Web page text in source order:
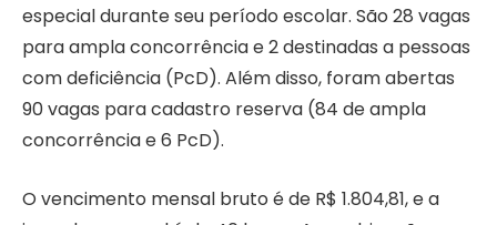
especial durante seu período escolar. São 28 vagas
para ampla concorrência e 2 destinadas a pessoas
com deficiência (PcD). Além disso, foram abertas
90 vagas para cadastro reserva (84 de ampla
concorrência e 6 PcD).
O vencimento mensal bruto é de R$ 1.804,81, e a